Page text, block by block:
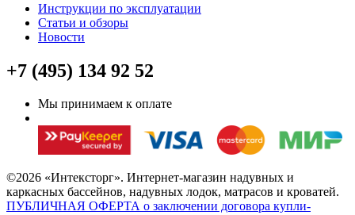
Инструкции по эксплуатации
Статьи и обзоры
Новости
+7 (495) 134 92 52
Мы принимаем к оплате
©2026 «Интексторг». Интернет-магазин надувных и
каркасных бассейнов, надувных лодок, матрасов и кроватей.
ПУБЛИЧНАЯ ОФЕРТА о заключении договора купли-